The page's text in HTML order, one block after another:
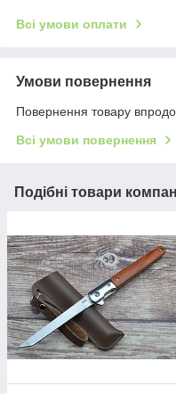
Всі умови оплати
Умови повернення
Повернення товару
Всі умови повернення
Подібні товари